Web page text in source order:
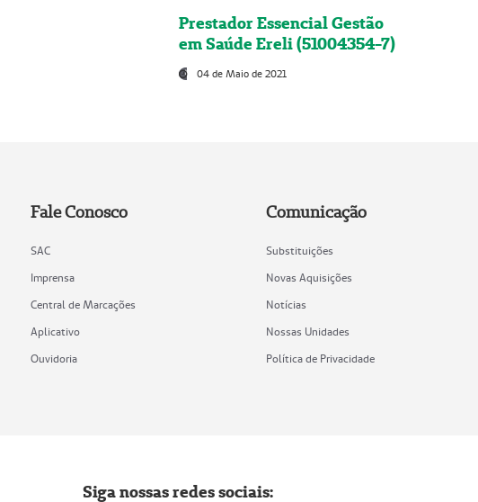
Prestador Essencial Gestão
em Saúde Ereli (51004354-7)
04 de Maio de 2021
Fale Conosco
SAC
Imprensa
Central de Marcações
Aplicativo
Ouvidoria
Comunicação
Substituições
Novas Aquisições
Notícias
Nossas Unidades
Política de Privacidade
Siga nossas redes sociais: